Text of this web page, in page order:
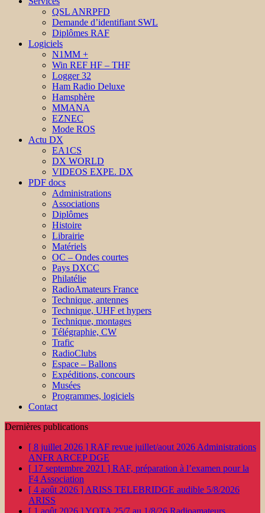
QSL ANRPFD
Demande d’identifiant SWL
Diplômes RAF
Logiciels
N1MM +
Win REF HF – THF
Logger 32
Ham Radio Deluxe
Hamsphère
MMANA
EZNEC
Mode ROS
Actu DX
EA1CS
DX WORLD
VIDEOS EXPE. DX
PDF docs
Administrations
Associations
Diplômes
Histoire
Librairie
Matériels
OC – Ondes courtes
Pays DXCC
Philatélie
RadioAmateurs France
Technique, antennes
Technique, UHF et hypers
Technique, montages
Télégraphie, CW
Trafic
RadioClubs
Espace – Ballons
Expéditions, concours
Musées
Programmes, logiciels
Contact
Dernières publications
[ 8 juillet 2026 ] RAF revue juillet/aout 2026 Administrations
ANFR ARCEP DGE
[ 17 septembre 2021 ] RAF, préparation à l’examen pour la
F4 Association
[ 4 août 2026 ] ARISS TELEBRIDGE audible 5/8/2026
ARISS
[ 1 août 2026 ]YOTA 25/7 au 1/8/26 Radioamateurs